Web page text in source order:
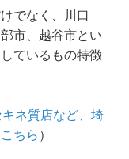
でなく、川口
市、越谷市とい
ているもの特徴
ネ質店など、埼
ちら ）